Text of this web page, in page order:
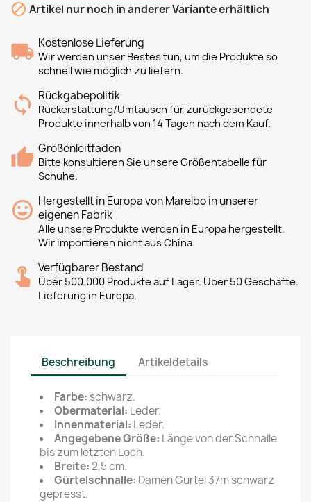
 Artikel nur noch in anderer Variante erhältlich
Kostenlose Lieferung
Wir werden unser Bestes tun, um die Produkte so
schnell wie möglich zu liefern.
Rückgabepolitik
Rückerstattung/Umtausch für zurückgesendete
Produkte innerhalb von 14 Tagen nach dem Kauf.
Größenleitfaden
Bitte konsultieren Sie unsere Größentabelle für
Schuhe.
Hergestellt in Europa von Marelbo in unserer
eigenen Fabrik
Alle unsere Produkte werden in Europa hergestellt.
Wir importieren nicht aus China.
Verfügbarer Bestand
Über 500.000 Produkte auf Lager. Über 50 Geschäfte.
Lieferung in Europa.
Beschreibung Artikeldetails
Farbe: schwarz.
Obermaterial: Leder.
Innenmaterial: Leder.
Angegebene Größe: Länge von der Schnalle
bis zum letzten Loch.
Breite:2,5 cm.
Gürtelschnalle: Damen Gürtel 37m schwarz
gepresst.